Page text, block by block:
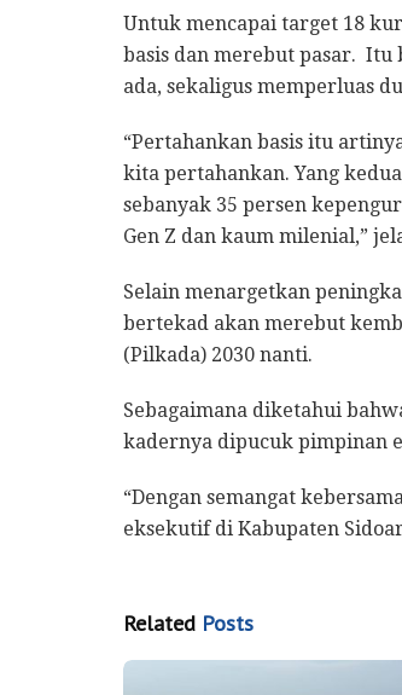
Untuk mencapai target 18
basis dan merebut pasar. Itu
ada, sekaligus memperluas
“Pertahankan basis itu
kita pertahankan. Yang
sebanyak 35 persen
Gen Z dan kaum milenial,”
Selain menargetkan
bertekad akan merebut
(Pilkada) 2030 nanti.
Sebagaimana diketahui
kadernya dipucuk pimpinan
“Dengan semangat
eksekutif di Kabupaten
Related Posts